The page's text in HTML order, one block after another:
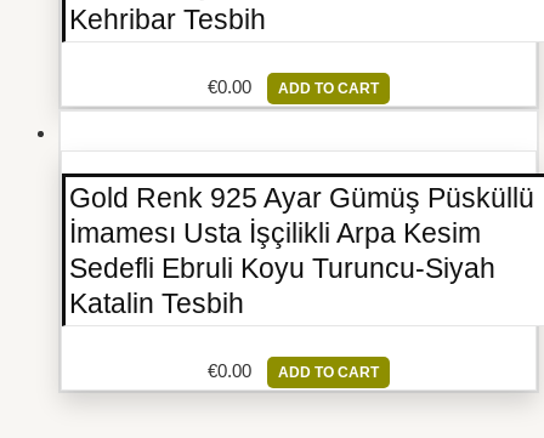
Kehribar Tesbih
€0.00 ADD TO CART
Gold Renk 925 Ayar Gümüş Püsküllü
İmamesı Usta İşçilikli Arpa Kesim
Sedefli Ebruli Koyu Turuncu-Siyah
Katalin Tesbih
€0.00 ADD TO CART